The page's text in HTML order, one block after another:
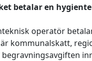
betalar en
operatör
kommunalskatt,